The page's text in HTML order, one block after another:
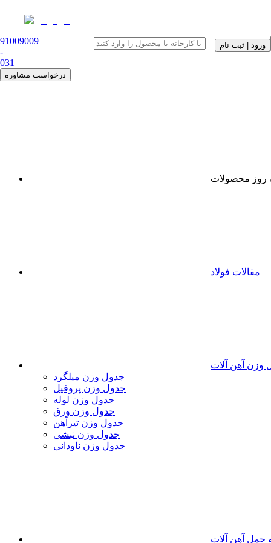
91009009
-
031
درخواست مشاوره
ورود | ثبت نام
روز محصولات
مقالات فولاد
وزن آهن آلات
جدول وزن میلگرد
جدول وزن پروفیل
جدول وزن لوله
جدول وزن ورق
جدول وزن تیرآهن
جدول وزن نبشی
جدول وزن ناودانی
حمل آهن آلات